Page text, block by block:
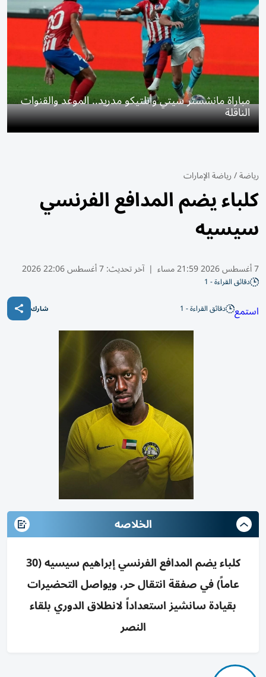
مباراة مانشستر سيتي وأتلتيكو مدريد.. الموعد والقنوات
الناقلة
رياضة/رياضة الإمارات
كلباء يضم المدافع الفرنسي
سيسيه
7 أغسطس 2026 21:59 مساء | آخر تحديث:7 أغسطس 22:06 2026
دقائق القراءة - 1
استمع دقائق القراءة - 1 شارك
الخلاصه
كلباء يضم المدافع الفرنسي إبراهيم سيسيه (30
عاماً) في صفقة انتقال حر، ويواصل التحضيرات
بقيادة سانشيز استعداداً لانطلاق الدوري بلقاء
النصر